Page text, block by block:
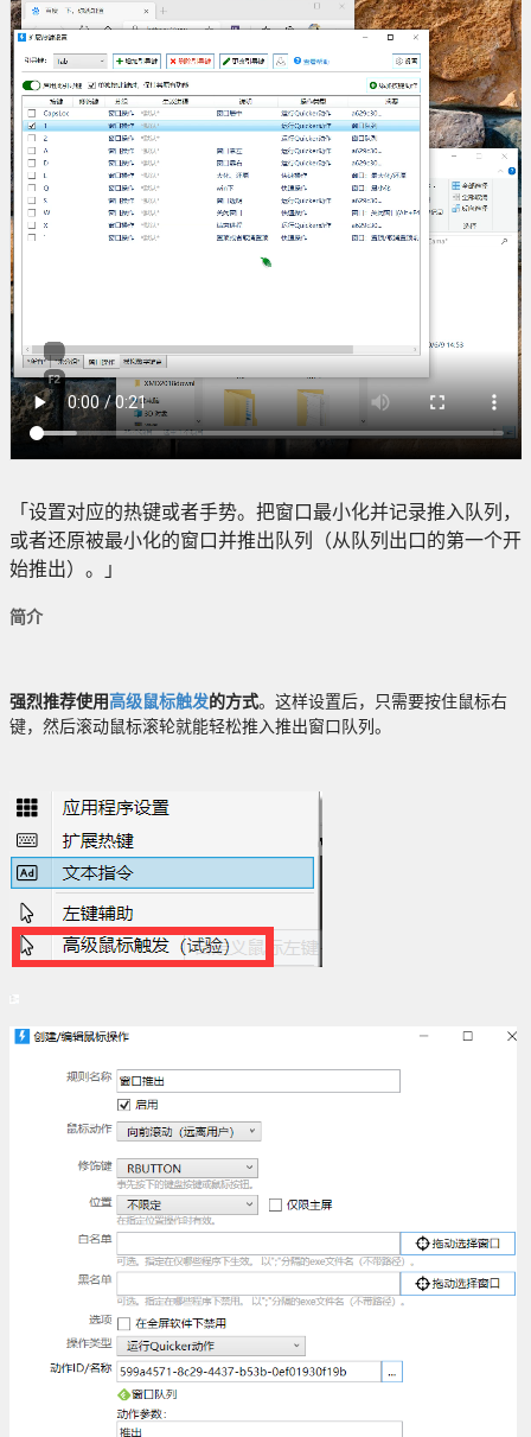
「设置对应的热键或者手势。把窗口最小化并记录推入队列，
或者还原被最小化的窗口并推出队列（从队列出口的第一个开
始推出）。」
简介
强烈推荐使用 高级鼠标触发的方式。这样设置后，只需要按住鼠标右
键，然后滚动鼠标滚轮就能轻松推入推出窗口队列。